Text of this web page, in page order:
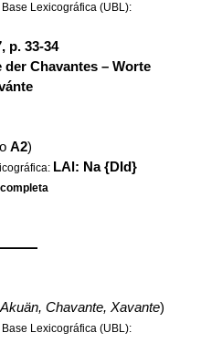
Lexicográfica (UBL):
p. 33-34
der Chavantes – Worte
A2)
LAl: Na {DId}
completa
Akuän, Chavante, Xavante)
Lexicográfica (UBL):